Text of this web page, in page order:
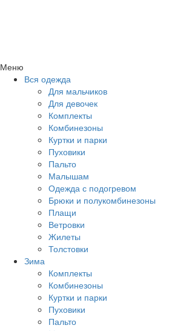
Меню
Вся одежда
Для мальчиков
Для девочек
Комплекты
Комбинезоны
Куртки и парки
Пуховики
Пальто
Малышам
Одежда с подогревом
Брюки и полукомбинезоны
Плащи
Ветровки
Жилеты
Толстовки
Зима
Комплекты
Комбинезоны
Куртки и парки
Пуховики
Пальто